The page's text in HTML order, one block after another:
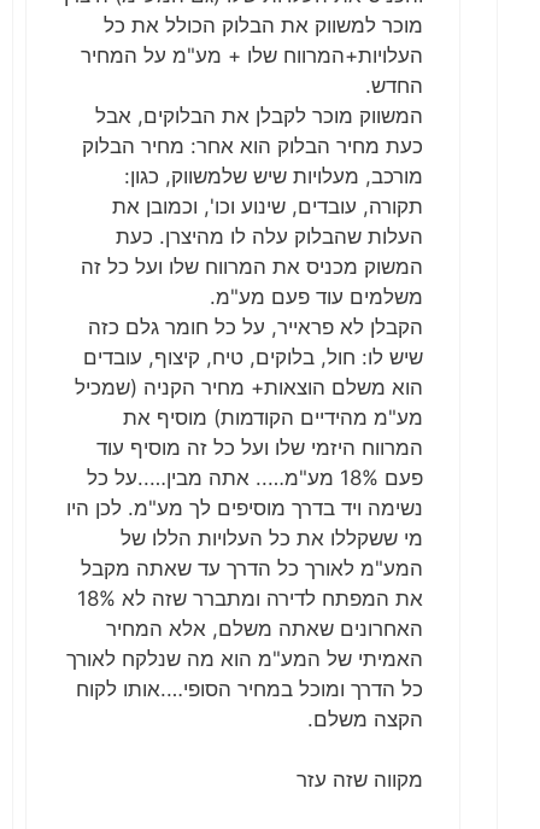
מוכר למשווק את הבלוק הכולל את כל
העלויות+המרווח שלו + מע"מ על המחיר
החדש.
המשווק מוכר לקבלן את הבלוקים, אבל
כעת מחיר הבלוק הוא אחר: מחיר הבלוק
מורכב, מעלויות שיש שלמשווק, כגון:
תקורה, עובדים, שינוע וכו', וכמובן את
העלות שהבלוק עלה לו מהיצרן. כעת
המשוק מכניס את המרווח שלו ועל כל זה
משלמים עוד פעם מע"מ.
הקבלן לא פראייר, על כל חומר גלם כזה
שיש לו: חול, בלוקים, טיח, קיצוף, עובדים
הוא משלם הוצאות+ מחיר הקניה (שמכיל
מע"מ מהידיים הקודמות) מוסיף את
המרווח היזמי שלו ועל כל זה מוסיף עוד
פעם 18% מע"מ….. אתה מבין…..על כל
נשימה ויד בדרך מוסיפים לך מע"מ. לכן היו
מי ששקללו את כל העלויות הללו של
המע"מ לאורך כל הדרך עד שאתה מקבל
את המפתח לדירה ומתברר שזה לא 18%
האחרונים שאתה משלם, אלא המחיר
האמיתי של המע"מ הוא מה שנלקח לאורך
כל הדרך ומוכל במחיר הסופי….אותו לקוח
הקצה משלם.
מקווה שזה עזר